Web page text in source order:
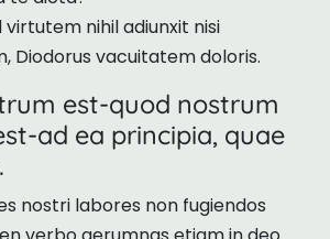
virtutem nihil adiunxit nisi
Diodorus vacuitatem doloris.
est-quod nostrum
ad ea principia, quae
nostri labores non fugiendos